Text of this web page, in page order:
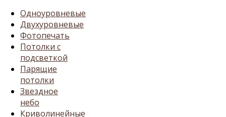
Одноуровневые
Двухуровневые
Фотопечать
Потолки с
подсветкой
Парящие
потолки
Звездное
небо
Криволинейные